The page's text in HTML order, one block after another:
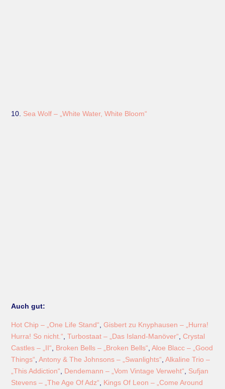
10. Sea Wolf – „White Water, White Bloom“
Auch gut:
Hot Chip – „One Life Stand“ ,Gisbert zu Knyphausen – „Hurra!
Hurra! So nicht.“ ,Turbostaat – „Das Island-Manöver“ ,Crystal
Castles – „II“
Broken Bells – „Broken Bells“ ,Aloe Blacc – „Good
Things“ ,Antony & The Johnsons – „Swanlights“ ,Alkaline Trio –
„This Addiction“
Dendemann – „Vom Vintage Verweht“
Sufjan
Stevens – „The Age Of Adz“
Kings Of Leon – „Come Around